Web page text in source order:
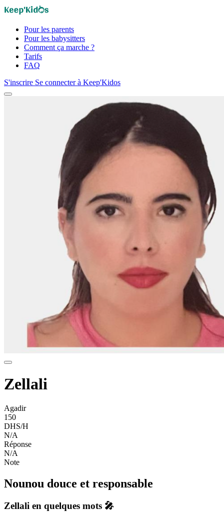
Pour les parents
Pour les babysitters
Comment ça marche ?
Tarifs
FAQ
S'inscrire Se connecter à Keep'Kidos
Zellali
Agadir
150
DHS/H
N/A
Réponse
N/A
Note
Nounou douce et responsable
Zellali en quelques mots 🎤